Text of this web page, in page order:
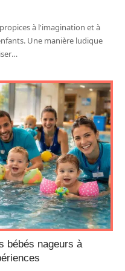
à l'imagination et à
Une manière ludique
…
bébés nageurs à